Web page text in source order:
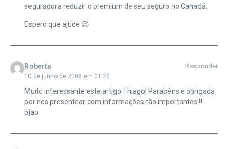
seguradora reduzir o premium de seu seguro no Canadá.
Espero que ajude 😉
Roberta
10 de junho de 2008 em 01:22
Responder
Muito interessante este artigo Thiago! Parabéns e obrigada
por nos presentear com informações tão importantes!!!
bjao